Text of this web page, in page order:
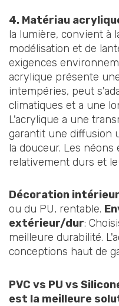
4. Matériau
la lumière, convient à
modélisation et de
exigences
acrylique présente
intempéries, peut
climatiques et a une
L'acrylique a une
garantit une diffusion
la douceur. Les
relativement durs et
Décoration
ou du PU, rentable.
extérieur/dur:
meilleure durabilité.
conceptions haut de
PVC vs PU vs
est la meilleure